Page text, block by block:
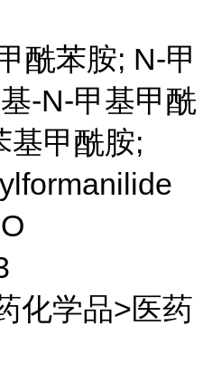
酰苯胺; N-甲
-N-甲基甲酰
基甲酰胺;
化学品>医药